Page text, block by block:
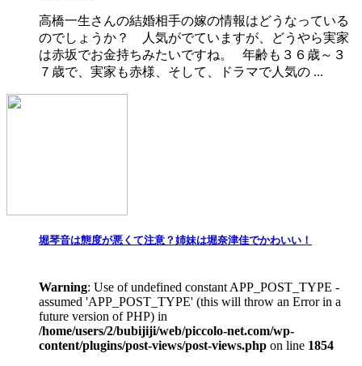
高橋一生さんの結婚相手の嫁の情報はどうなっている
のでしょうか？ 人気がでていますが、どうやら実家
は赤坂でお金持ちみたいですね。 年齢も３６歳～３
７歳で、実家も赤様、そして、ドラマで人気の ...
堀琴音は態度が悪くて注意？姉妹は堀奈津佳でかわいい！
Warning: Use of undefined constant APP_POST_TYPE -
assumed 'APP_POST_TYPE' (this will throw an Error in a
future version of PHP) in
/home/users/2/bubijiji/web/piccolo-net.com/wp-
content/plugins/post-views/post-views.php on line 1854